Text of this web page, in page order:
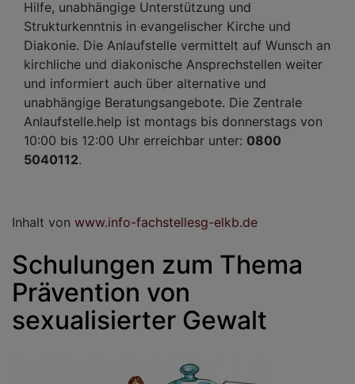
Hilfe, unabhängige Unterstützung und
Strukturkenntnis in evangelischer Kirche und
Diakonie. Die Anlaufstelle vermittelt auf Wunsch an
kirchliche und diakonische Ansprechstellen weiter
und informiert auch über alternative und
unabhängige Beratungsangebote. Die Zentrale
Anlaufstelle.help ist montags bis donnerstags von
10:00 bis 12:00 Uhr erreichbar unter: 0800
5040112.
Inhalt von www.info-fachstellesg-elkb.de
Schulungen zum Thema
Prävention von
sexualisierter Gewalt